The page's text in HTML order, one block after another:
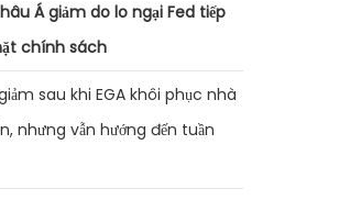
Á giảm do lo ngại Fed tiếp
chính sách
sau khi EGA khôi phục nhà
nhưng vẫn hướng đến tuần